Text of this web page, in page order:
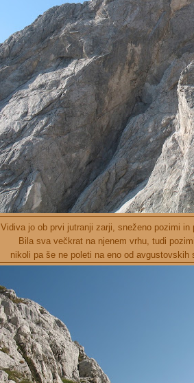
Vidiva jo ob prvi jutranji zarji, sneženo pozimi in
Bila sva večkrat na njenem vrhu, tudi
nikoli pa še ne poleti na eno od